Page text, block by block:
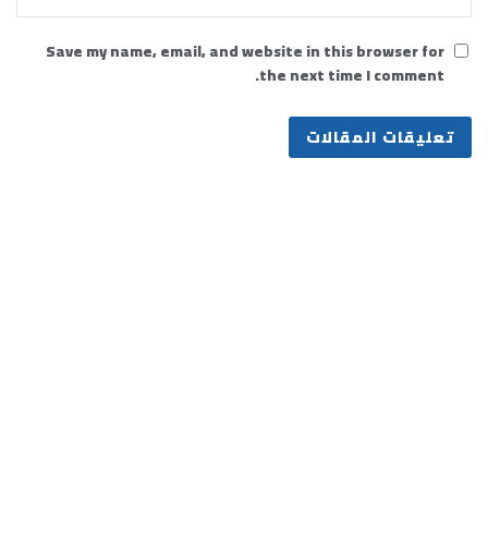
Save my name, email, and website in this browser for
the next time I comment.